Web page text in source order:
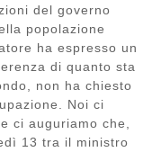
del governo
popolazione
ha espresso un
di quanto sta
non ha chiesto
Noi ci
ci auguriamo che,
13 tra il ministro